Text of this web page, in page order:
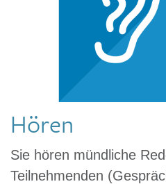
Hören
Sie hören mündliche
Teilnehmenden